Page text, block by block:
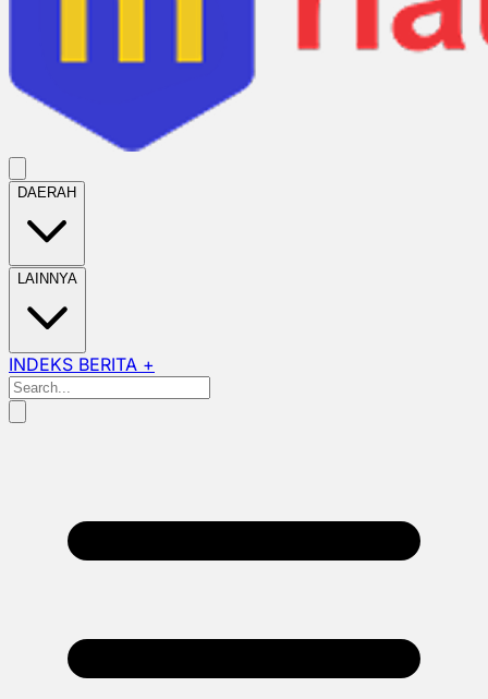
DAERAH
LAINNYA
INDEKS BERITA +